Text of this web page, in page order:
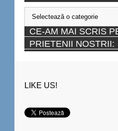
Categorii
CE-AM MAI SCRIS
PRIETENII NOSTRII:
LIKE US!